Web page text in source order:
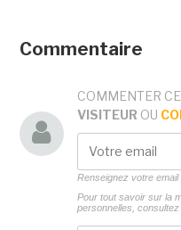
Commentaire
COMMENTER
VISITEUR OU
Renseignez votre
Pour tout savoir sur la
personnelles, consultez